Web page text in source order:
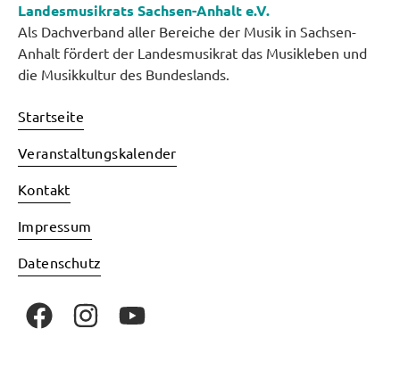
Landesmusikrats Sachsen-Anhalt e.V.
Als Dachverband aller Bereiche der Musik in Sachsen-
Anhalt fördert der Landesmusikrat das Musikleben und
die Musikkultur des Bundeslands.
Startseite
Veranstaltungskalender
Kontakt
Impressum
Datenschutz